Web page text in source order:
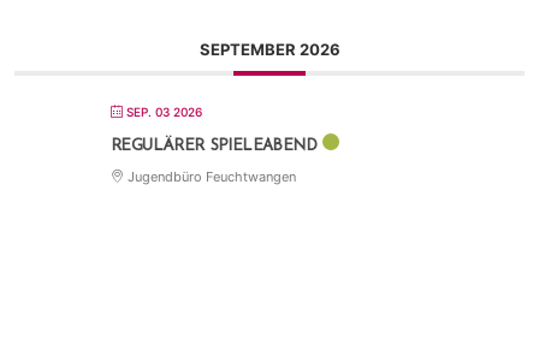
SEPTEMBER 2026
SEP. 03 2026
REGULÄRER SPIELEABEND
Jugendbüro Feuchtwangen